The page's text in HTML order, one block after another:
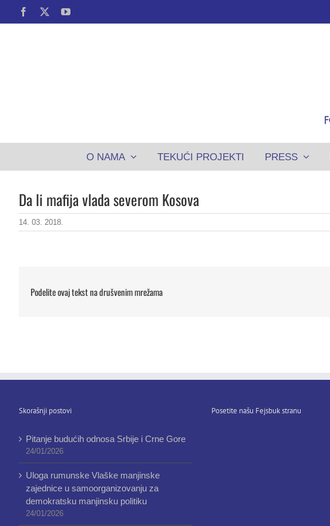
Facebook YouTube
O NAMA TEKUĆI PROJEKTI PRESS
Da li mafija vlada severom Kosova
14. 03. 2018.
Podelite ovaj tekst na drušvenim mrežama
Skorašnji postovi
Pitanje budućih odnosa Srbije i Crne Gore
24/01/2026
Uloga rumunske Vlaške manjinske
zajednice u samoorganizovanju za
demokratsku manjinsku politiku
24/01/2026
Posetite našu Fejsbuk stranu